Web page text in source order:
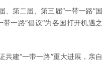
第二届、第三届“一带一路”国
一路”倡议“为各国打开机遇之
建“一带一路”重大进展，亲自